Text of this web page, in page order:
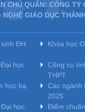
CHỦ QUẢN: CÔNG TY
NGHỆ GIÁO DỤC
ĐH
Khóa học
học
Công cụ
THPT
học bạ
Các ngành
2025
học
Điểm